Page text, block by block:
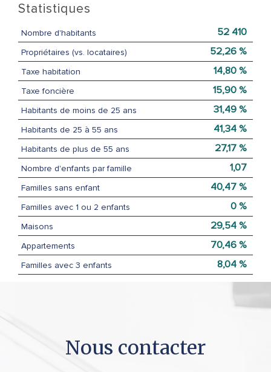
Statistiques
Nombre d'habitants 52 410
Propriétaires (vs. locataires) 52,26 %
Taxe habitation 14,80 %
Taxe foncière 15,90 %
Habitants de moins de 25 ans 31,49 %
Habitants de 25 à 55 ans 41,34 %
Habitants de plus de 55 ans 27,17 %
Nombre d'enfants par famille 1,07
Familles sans enfant 40,47 %
Familles avec 1 ou 2 enfants 0 %
Maisons 29,54 %
Appartements 70,46 %
Familles avec 3 enfants 8,04 %
nous contacter